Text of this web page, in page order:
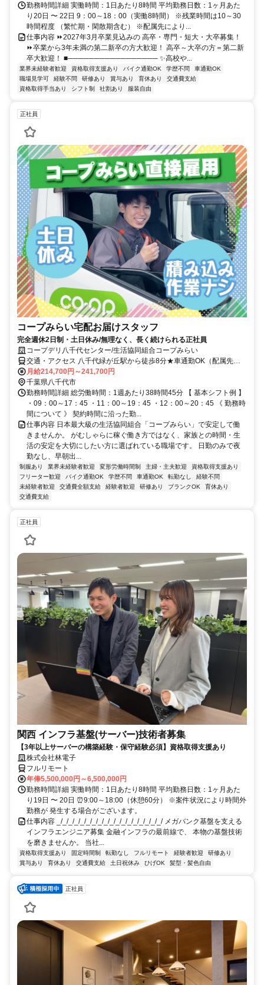
勤務時間詳細 実働時間：1日あたり8時間 平均勤務日数：1ヶ月あた
り20日 〜 22日 9：00～18：00（実働8時間） ※残業時間は10～30
時間程度 （繁忙期・閑散期含む） ※配属先により...
仕事内容 ⏩2027年3月卒業見込みの 高卒・専門・短大・大卒募集！
⏩卒業から3年未満の第二新卒の方大歓迎！ 高卒～大卒の方＝第二新
卒大歓迎！ ■───────────────── ✨高校や...
業界未経験者歓迎 資格取得支援あり バイク通勤OK 学歴不問
車通勤OK
職場見学可
経験不問 研修あり 賞与あり 育休あり
交通費支給
資格取得手当あり
シフト制 社割あり 服装自由
正社員
コープみらい宅配お届けスタッフ
完全週休2日制・土日休み/無理なく、長く続けられる正社員
コープデリ八千代センター/生活協同組合コープみらい
交通・アクセス 八千代緑が丘駅から徒歩8分★車通勤OK（配属先に
よる）※配属先は、入職時期や各センターの人員状況を踏まえ、本人
の希望を考慮した上で、募集場所を含む通勤可能な範囲のセンターか
ら決定します。
月給214,700円～241,700円
千葉県八千代市
勤務時間詳細 総労働時間：1週あたり38時間45分 【 基本シフト例 】
・09：00～17：45 ・11：00～19：45 ・12：00～20：45 《 勤務時
間について 》 契約時間に沿った勤...
仕事内容 日本最大級の生活協同組合「コープみらい」で安定して働
きませんか。 がむしゃらに稼ぐ働き方ではなく、家族との時間・生
活の安定を大切にしたい方に選ばれている職場です。 日勤のみで夜
勤なし、早朝出...
制服あり 業界未経験者歓迎 変形労働時間制 主婦・主夫歓迎
資格取得支援あり
フリーター歓迎
バイク通勤OK 学歴不問 車通勤OK 転勤なし
経験不問
未経験者歓迎
交通費全額支給 経験者歓迎 研修あり ブランクOK
育休あり
交通費支給
正社員
関西 インフラ基盤(サーバー)技術者募集
【3年以上サーバーの構築経験・保守経験必須】資格取得支援あり
株式会社林電子
フルリモート
年俸5,500,000円～6,500,000円
勤務時間詳細 実働時間：1日あたり8時間 平均勤務日数：1ヶ月あた
り19日 〜 20日 ⏰9:00～18:00（休憩60分） ※案件状況により時間外
勤務が 発生する場合がございます。
仕事内容 _/_/_/_/_/_/_/_/_/_/_/_/_/_/_/_/_/_/ メガバンク基盤を支える
インフラエンジニア募集 金融インフラの最前線で、 本物の基盤技術
を磨きませんか。 当社...
資格取得支援あり 固定時間制 転勤なし フルリモート 経験者歓迎
研修あり
賞与あり
育休あり 交通費支給 土日祝休み ひげOK 髪型・髪色自由
正社員